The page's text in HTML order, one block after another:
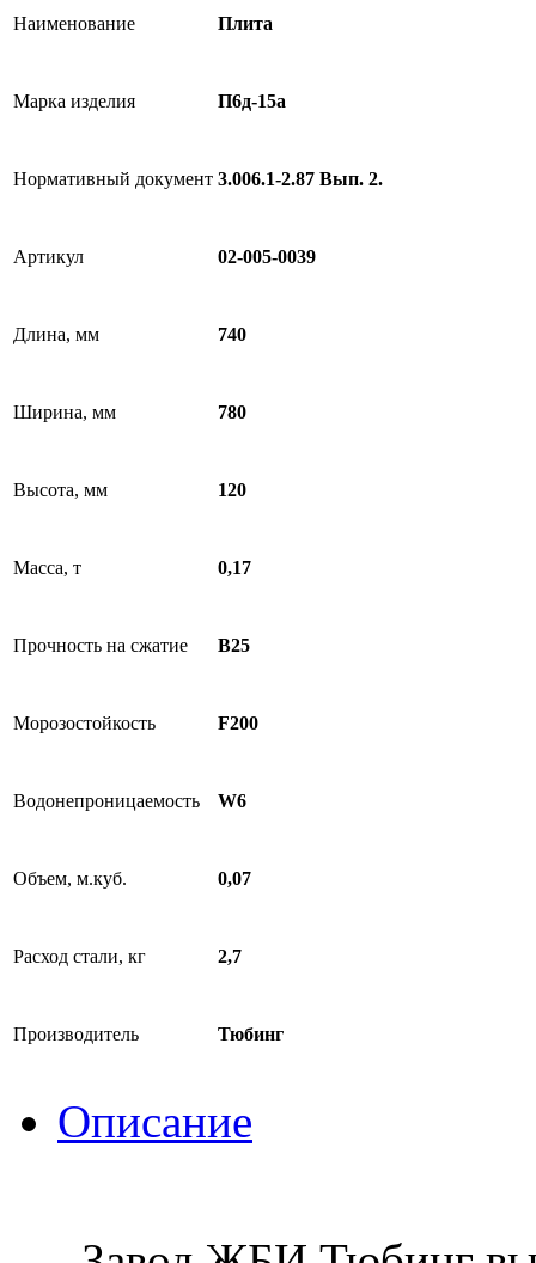
Наименование Плита
Марка изделия П6д-15а
Нормативный документ 3.006.1-2.87 Вып. 2.
Артикул 02-005-0039
Длина, мм 740
Ширина, мм 780
Высота, мм 120
Масса, т 0,17
Прочность на сжатие B25
Морозостойкость F200
Водонепроницаемость W6
Объем, м.куб. 0,07
Расход стали, кг 2,7
Производитель Тюбинг
Описание